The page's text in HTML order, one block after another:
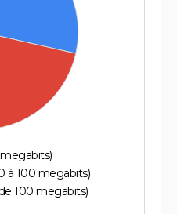
à 100 megabits)
100 megabits)